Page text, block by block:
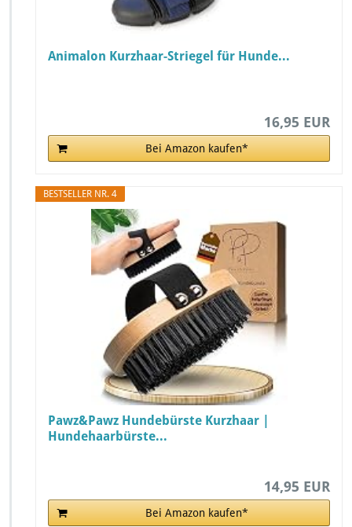
Animalon Kurzhaar-Striegel für Hunde...
16,95 EUR
Bei Amazon kaufen*
BESTSELLER NR. 4
Pawz&Pawz Hundebürste Kurzhaar |
Hundehaarbürste...
14,95 EUR
Bei Amazon kaufen*